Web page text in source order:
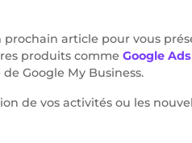
prochain article pour vous
produits comme Google Ads
Google My Business.
de vos activités ou les